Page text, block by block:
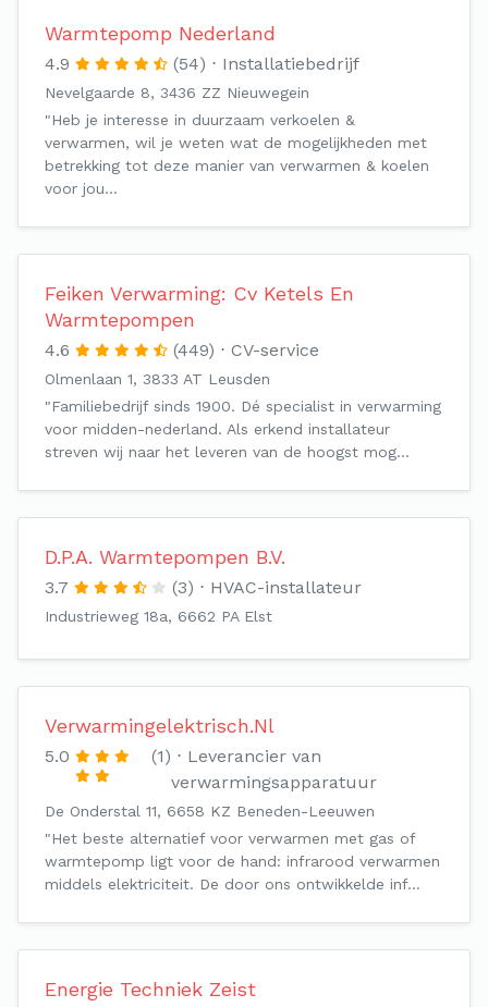
Warmtepomp Nederland
4.9 (54) Installatiebedrijf
Nevelgaarde 8, 3436 ZZ Nieuwegein
"Heb je interesse in duurzaam verkoelen &
verwarmen, wil je weten wat de mogelijkheden met
betrekking tot deze manier van verwarmen & koelen
voor jou…
Feiken Verwarming: Cv Ketels En
Warmtepompen
4.6 (449) CV-service
Olmenlaan 1, 3833 AT Leusden
"Familiebedrijf sinds 1900. Dé specialist in verwarming
voor midden-nederland. Als erkend installateur
streven wij naar het leveren van de hoogst mog…
D.P.A. Warmtepompen B.V.
3.7 (3) HVAC-installateur
Industrieweg 18a, 6662 PA Elst
Verwarmingelektrisch.Nl
5.0 (1)
Leverancier van
verwarmingsapparatuur
De Onderstal 11, 6658 KZ Beneden-Leeuwen
"Het beste alternatief voor verwarmen met gas of
warmtepomp ligt voor de hand: infrarood verwarmen
middels elektriciteit. De door ons ontwikkelde inf…
Energie Techniek Zeist